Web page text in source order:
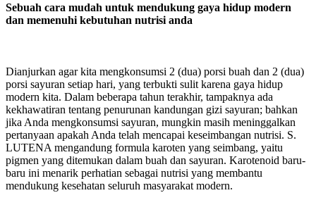
Sebuah cara mudah untuk mendukung gaya hidup modern
dan memenuhi kebutuhan nutrisi anda
Dianjurkan agar kita mengkonsumsi 2 (dua) porsi buah dan 2 (dua)
porsi sayuran setiap hari, yang terbukti sulit karena gaya hidup
modern kita. Dalam beberapa tahun terakhir, tampaknya ada
kekhawatiran tentang penurunan kandungan gizi sayuran; bahkan
jika Anda mengkonsumsi sayuran, mungkin masih meninggalkan
pertanyaan apakah Anda telah mencapai keseimbangan nutrisi. S.
LUTENA mengandung formula karoten yang seimbang, yaitu
pigmen yang ditemukan dalam buah dan sayuran. Karotenoid baru-
baru ini menarik perhatian sebagai nutrisi yang membantu
mendukung kesehatan seluruh masyarakat modern.